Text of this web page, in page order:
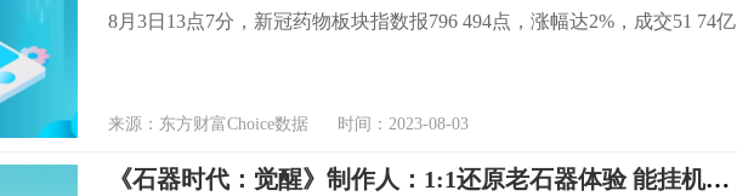
8月3日13点7分，新冠药物板块指数报796 494点，涨幅达2%，成交51 74亿
来源：东方财富Choice数据 时间：2023-08-03
《石器时代：觉醒》制作人：1:1还原老石器体验 能挂机和搬砖